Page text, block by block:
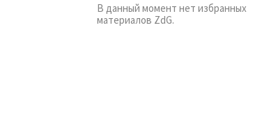
В данный момент нет избранных
материалов ZdG.